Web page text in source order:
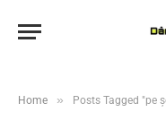
Home » Posts Tagged "pe șoselele